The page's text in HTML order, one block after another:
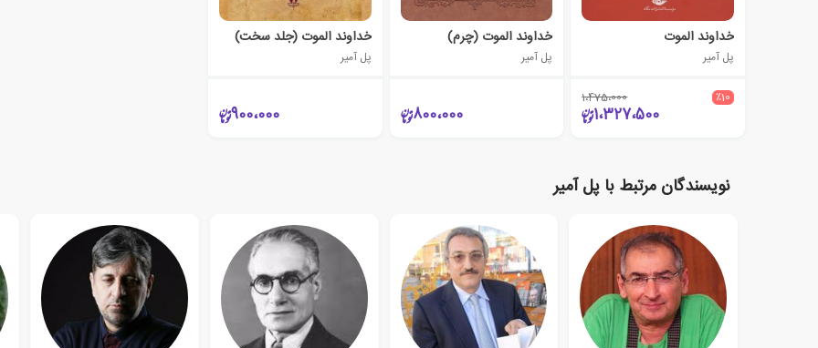
خداوند الموت
پل آمیر
٪10 1،475،000
1،327،500
خداوند الموت (چرم)
پل آمیر
800،000
خداوند الموت (جلد سخت)
پل آمیر
900،000
نویسندگان مرتبط با پل آمیر